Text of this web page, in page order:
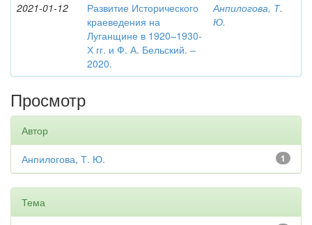
2021-01-12
Развитие Исторического
краеведения на
Луганщине в 1920–1930-
Х гг. и Ф. А. Бельский. –
2020.
Анпилогова, Т.
Ю.
Просмотр
Автор
1
Анпилогова, Т. Ю.
Тема